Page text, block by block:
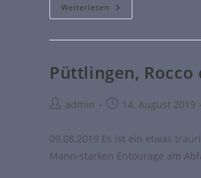
Weiterlesen
Püttlingen, Rocco
admin 14. August 2019
09.08.2019 Es ist ein etwas
Mann-starken Entourage am